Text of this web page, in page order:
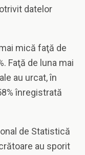
datelor
mică faţă de
Faţă de luna mai
au urcat, în
înregistrată
de Statistică
au sporit